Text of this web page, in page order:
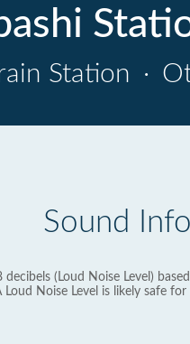
Station ·
Sound
decibels (Loud Noise Level)
Loud Noise Level is likely safe